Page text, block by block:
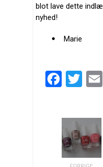
blot lave dette
nyhed!
Marie